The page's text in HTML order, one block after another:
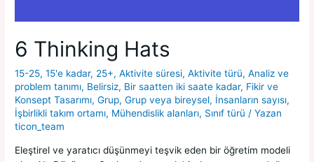
6 Thinking Hats
15-25,15'e kadar, 25+,Aktivite süresi,Aktivite türü,Analiz ve
problem tanımı, Belirsiz, Bir saatten iki saate kadar, Fikir ve
Konsept Tasarımı,Grup,Grup veya bireysel, İnsanların sayısı,
İşbirlikli takım ortamı, Mühendislik alanları, Sınıf türü / Yazan
ticon_team
Eleştirel ve yaratıcı düşünmeyi teşvik eden bir öğretim modeli